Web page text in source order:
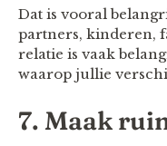
Dat is vooral
partners, kinderen,
relatie is vaak
waarop jullie
7. Maak